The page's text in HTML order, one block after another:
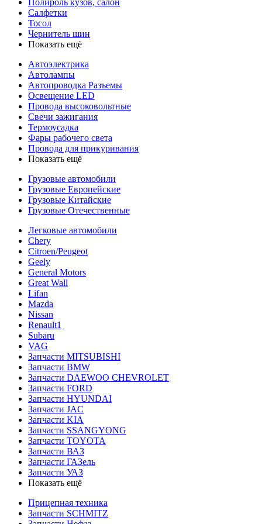
Полироль кузов, салон
Салфетки
Тосол
Чернитель шин
Показать ещё
Автоэлектрика
Автолампы
Автопроводка Разъемы
Освещение LED
Провода высоковольтные
Свечи зажигания
Термоусадка
Фары рабочего света
Провода для прикуривания
Показать ещё
Грузовые автомобили
Грузовые Европейские
Грузовые Китайские
Грузовые Отечественные
Легковые автомобили
Chery
Citroen/Peugeot
Geely
General Motors
Great Wall
Lifan
Mazda
Nissan
Renault1
Subaru
VAG
Запчасти MITSUBISHI
Запчасти BMW
Запчасти DAEWOO CHEVROLET
Запчасти FORD
Запчасти HYUNDAI
Запчасти JAC
Запчасти KIA
Запчасти SSANGYONG
Запчасти TOYOTA
Запчасти ВАЗ
Запчасти ГАЗель
Запчасти УАЗ
Показать ещё
Прицепная техника
Запчасти SCHMITZ